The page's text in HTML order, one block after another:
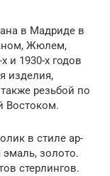
в Мадриде в
Жюлем,
и 1930-х годов
изделия,
резьбой по
Востоком.
в стиле ар-
эмаль, золото.
стерлингов.